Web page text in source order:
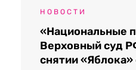
НОВОСТИ
«Национальные
Верховный суд
снятии